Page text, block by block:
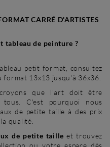
CARRÉ D'ARTISTES
tableau de peinture ?
petit format, consultez
13x13 jusqu'à 36x36.
que l'art doit être
tous. C'est pourquoi nous
de petite taille à des prix
qualité.
de petite taille et trouvez